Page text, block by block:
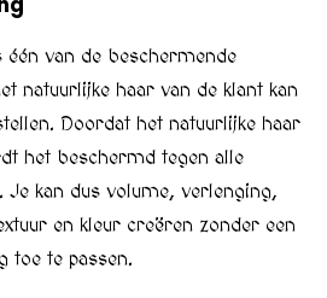
van de beschermende
natuurlijke haar van de klant kan
Doordat het natuurlijke haar
het beschermd tegen alle
Je kan dus volume, verlenging,
en kleur creëren zonder een
toe te passen.